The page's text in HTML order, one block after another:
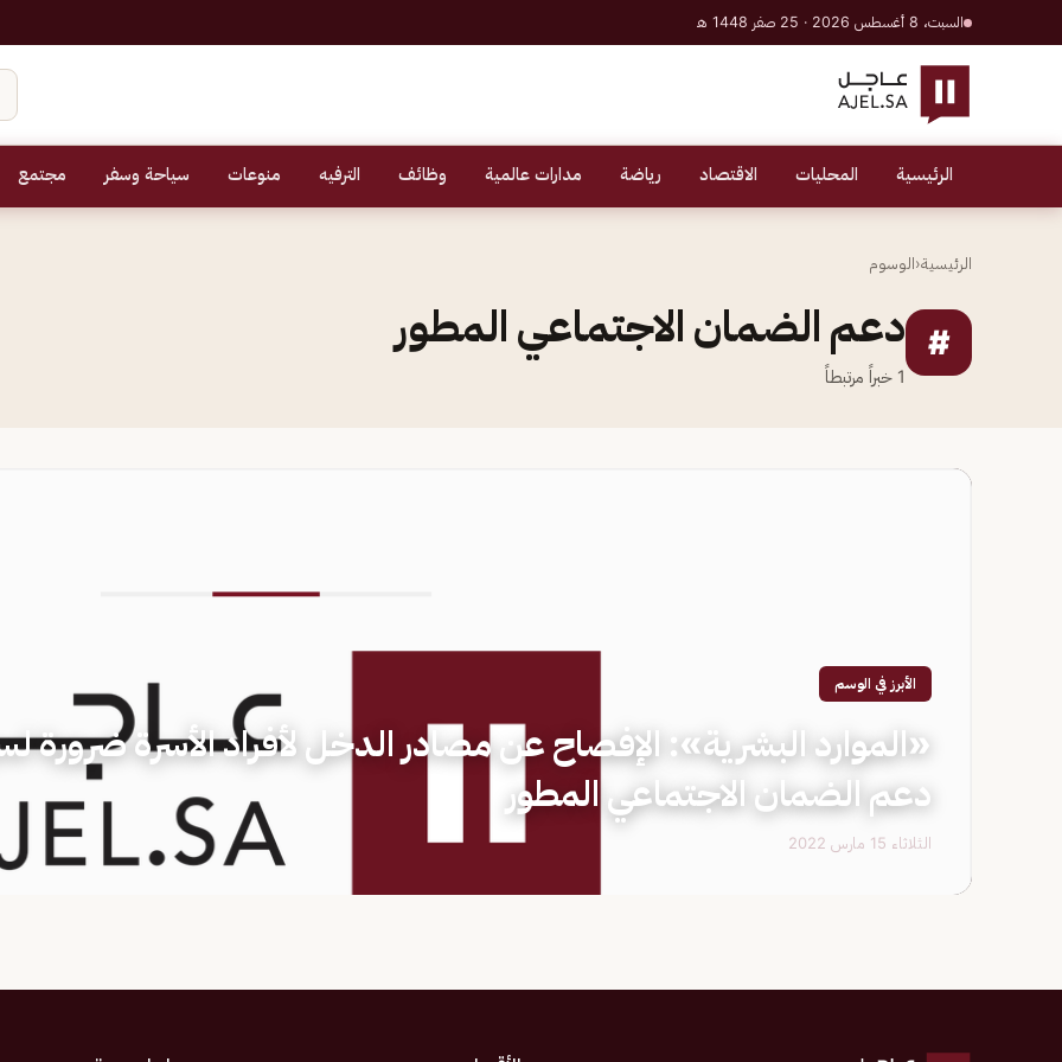
السبت، 8 أغسطس 2026 · 25 صفر 1448 هـ
الرئيسية المحليات الاقتصاد رياضة مدارات عالمية وظائف الترفيه منوعات سياحة وسفر مجتمع
الرئيسية‹الوسوم
# دعم الضمان الاجتماعي المطور
1 خبراً مرتبطاً
الأبرز في الوسم
«الموارد البشرية»: الإفصاح عن مصادر الدخل لأفراد الأسرة ضرورة
دعم الضمان الاجتماعي المطور
الثلاثاء 15 مارس 2022